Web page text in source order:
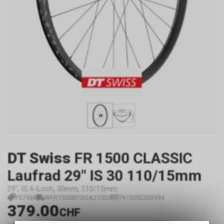
DT Swiss FR 1500 CLASSIC
Laufrad 29" IS 30 110/15mm
29", IS 6-Loch, 30mm, 110/15mm
P37438 WFR1500BFIXSA21533 7613052303994
379.00CHF